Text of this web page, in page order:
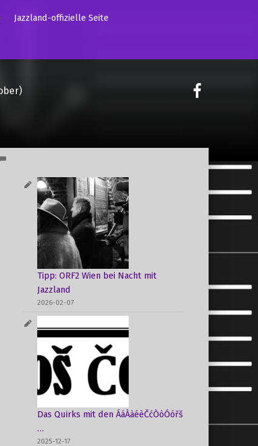
Jazzland-offizielle Seite
on
Tipp: ORF2 Wien bei Nacht mit
Jazzland
2026-02-07
Das Quirks mit den ÁáÀàéèČćÒòÓóřš
…
2025-12-17